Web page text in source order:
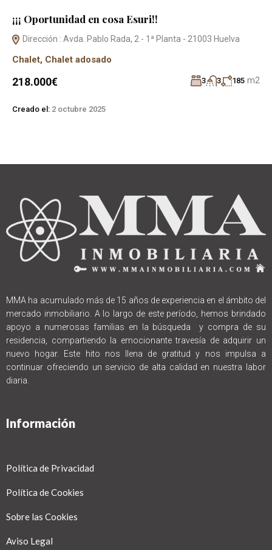
¡¡¡ Oportunidad en cosa Esuri!!
Dirección : Avda. Pablo Rada, 2 - 1ª Planta - 21003 Huelva
Chalet, Chalet adosado
218.000€ 3 3 185 m2
Creado el: 2 octubre 2025
MMA ha acumulado más de 15 años de experiencia en el ámbito del
mercado inmobiliario. A lo largo de este período, hemos brindado
apoyo a numerosas familias en la búsqueda y compra de su
residencia, compartiendo la emocionante travesía de adquirir un
nuevo hogar. Este hito nos llena de gratitud y nos impulsa a
continuar ofreciendo un servicio de alta calidad en nuestra labor
diaria.
Información
Política de Privacidad
Política de Cookies
Sobre las Cookies
Aviso Legal